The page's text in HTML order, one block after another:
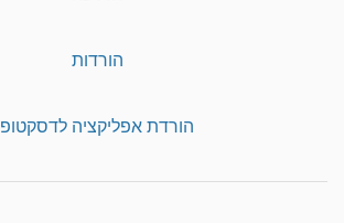
הורדות
הורדת אפליקציה לדסקטופ